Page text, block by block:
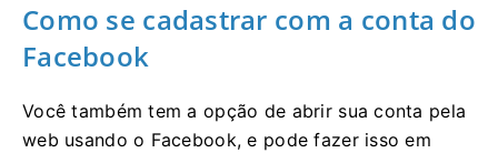
Como se cadastrar com a conta do
Facebook
Você também tem a opção de abrir sua conta pela
web usando o Facebook, e pode fazer isso em